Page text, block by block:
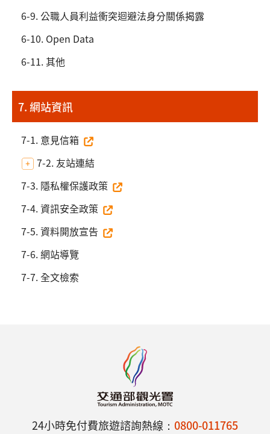
6-9. 公職人員利益衝突迴避法身分關係揭露
6-10. Open Data
6-11. 其他
7. 網站資訊
7-1. 意見信箱
7-2. 友站連結
7-3. 隱私權保護政策
7-4. 資訊安全政策
7-5. 資料開放宣告
7-6. 網站導覽
7-7. 全文檢索
24小時免付費旅遊諮詢熱線： 0800-011765